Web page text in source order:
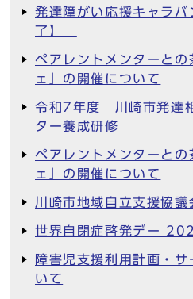
発達障がい応援キャラ
了】
ペアレントメンターとの
ェ」の開催について
令和7年度 川崎市発達
ター養成研修
ペアレントメンターとの
ェ」の開催について
川崎市地域自立支援協議
世界自閉症啓発デー
障害児支援利用計画・
いて